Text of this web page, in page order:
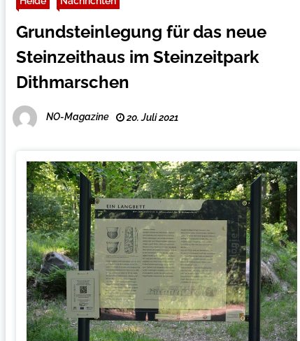
Grundsteinlegung für das neue
Steinzeithaus im Steinzeitpark
Dithmarschen
NO-Magazine 20. Juli 2021